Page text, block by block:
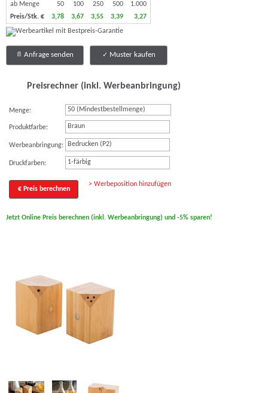
ab Menge 50 100 250 500
1.000
Preis/Stk. €
3,78 3,67 3,55 3,39 3,27
Anfrage senden Muster kaufen
Preisrechner (inkl. Werbeanbringung)
Menge:
Produktfarbe: Braun
Werbeanbringung: Bedrucken (P2)
Druckfarben: 1-färbig
€ Preis berechnen
> Werbeposition hinzufügen
Jetzt Online Preis berechnen (inkl. Werbeanbringung) und -5% sparen!